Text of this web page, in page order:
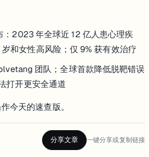
：2023 年全球近 12 亿人患心理疾
和女性高风险；仅 9% 获有效治疗
团队；全球首款降低脱靶错误
打开更安全通道
今天的速查版。
分享文章 一键分享或复制链接